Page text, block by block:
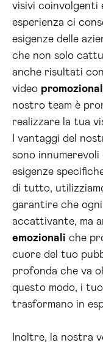
visivi coinvolgenti
esperienza ci
esigenze delle
che non solo
anche risultati
video
nostro team è
realizzare la tua
I vantaggi del
sono
esigenze
di tutto,
garantire che
accattivante, ma
emozionali che
cuore del tuo
profonda che va
questo modo, i
trasformano in
Inoltre, la nostra